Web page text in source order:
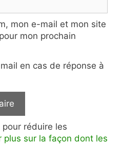
mon e-mail et mon site
mon prochain
en cas de réponse à
réduire les
plus sur la façon dont les